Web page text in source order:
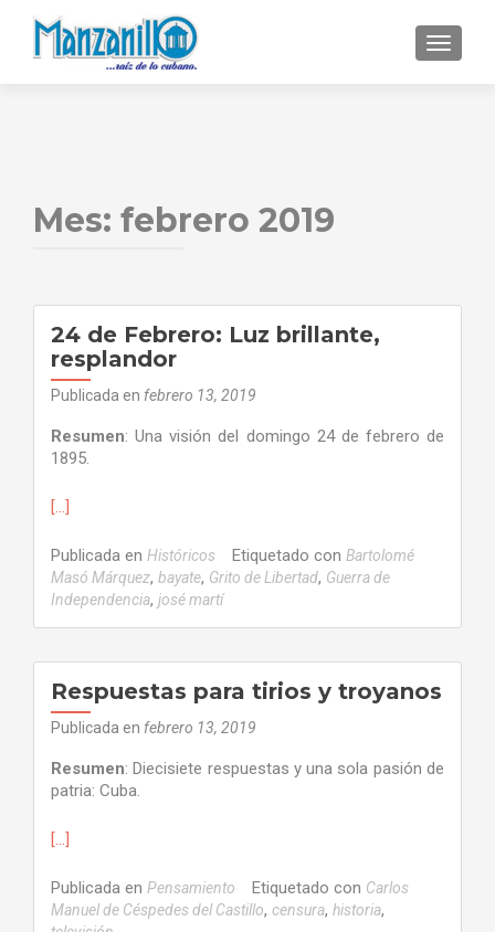
Mes: febrero 2019
24 de Febrero: Luz brillante,
resplandor
Publicada en febrero 13, 2019
Resumen: Una visión del domingo 24 de febrero de
1895.
[…]
Publicada en Históricos Etiquetado con Bartolomé
Masó Márquez, bayate, Grito de Libertad, Guerra de
Independencia, josé martí
Respuestas para tirios y troyanos
Publicada en febrero 13, 2019
Resumen: Diecisiete respuestas y una sola pasión de
patria: Cuba.
[…]
Publicada en Pensamiento Etiquetado con Carlos
Manuel de Céspedes del Castillo, censura, historia,